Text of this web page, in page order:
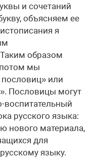
и сочетаний
объясняем ее
я
образом
потом мы
или
Пословицы могут
воспитательный
русского языка:
нового материала,
для
языку.